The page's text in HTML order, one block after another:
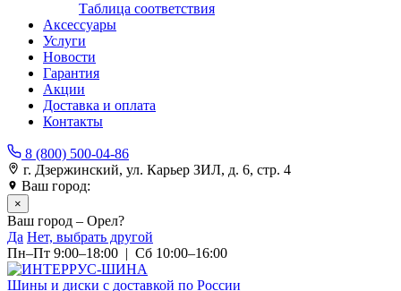
Таблица соответствия
Аксессуары
Услуги
Новости
Гарантия
Акции
Доставка и оплата
Контакты
8 (800) 500-04-86
г. Дзержинский, ул. Карьер ЗИЛ, д. 6, стр. 4
Ваш город:
×
Ваш город – Орел?
Да Нет, выбрать другой
Пн–Пт 9:00–18:00 | Сб 10:00–16:00
Шины и диски с доставкой по России